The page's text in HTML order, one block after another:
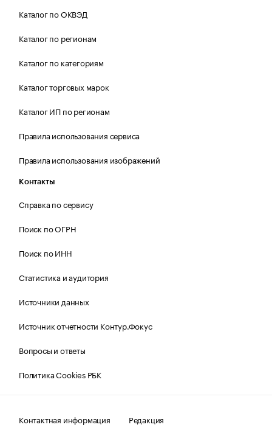
Каталог по ОКВЭД
Каталог по регионам
Каталог по категориям
Каталог торговых марок
Каталог ИП по регионам
Правила использования сервиса
Правила использования изображений
Контакты
Справка по сервису
Поиск по ОГРН
Поиск по ИНН
Статистика и аудитория
Источники данных
Источник отчетности Контур.Фокус
Вопросы и ответы
Политика Cookies РБК
Контактная информация Редакция